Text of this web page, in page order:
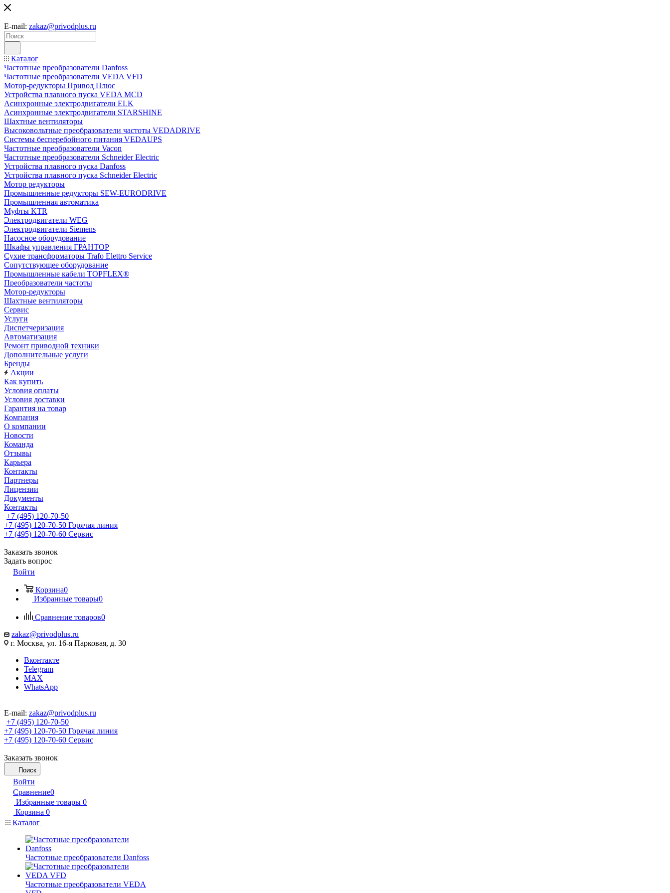
E-mail: zakaz@privodplus.ru
Каталог
Частотные преобразователи Danfoss
Частотные преобразователи VEDA VFD
Мотор-редукторы Привод Плюс
Устройства плавного пуска VEDA MCD
Асинхронные электродвигатели ELK
Асинхронные электродвигатели STARSHINE
Шахтные вентиляторы
Высоковольтные преобразователи частоты VEDADRIVE
Системы бесперебойного питания VEDAUPS
Частотные преобразователи Vacon
Частотные преобразователи Schneider Electric
Устройства плавного пуска Danfoss
Устройства плавного пуска Schneider Electric
Мотор редукторы
Промышленные редукторы SEW-EURODRIVE
Промышленная автоматика
Муфты KTR
Электродвигатели WEG
Электродвигатели Siemens
Насосное оборудование
Шкафы управления ГРАНТОР
Сухие трансформаторы Trafo Elettro Service
Сопутствующее оборудование
Промышленные кабели TOPFLEX®
Преобразователи частоты
Мотор-редукторы
Шахтные вентиляторы
Сервис
Услуги
Диспетчеризация
Автоматизация
Ремонт приводной техники
Дополнительные услуги
Бренды
Акции
Как купить
Условия оплаты
Условия доставки
Гарантия на товар
Компания
О компании
Новости
Команда
Отзывы
Карьера
Контакты
Партнеры
Лицензии
Документы
Контакты
+7 (495) 120-70-50
+7 (495) 120-70-50 Горячая линия
+7 (495) 120-70-60 Сервис
Заказать звонок
Задать вопрос
Войти
Корзина0
Избранные товары0
Сравнение товаров0
zakaz@privodplus.ru
г. Москва, ул. 16-я Парковая, д. 30
Вконтакте
Telegram
MAX
WhatsApp
E-mail: zakaz@privodplus.ru
+7 (495) 120-70-50
+7 (495) 120-70-50 Горячая линия
+7 (495) 120-70-60 Сервис
Заказать звонок
Поиск
Войти
Сравнение0
Избранные товары 0
Корзина 0
Каталог
Частотные преобразователи Danfoss
Частотные преобразователи VEDA